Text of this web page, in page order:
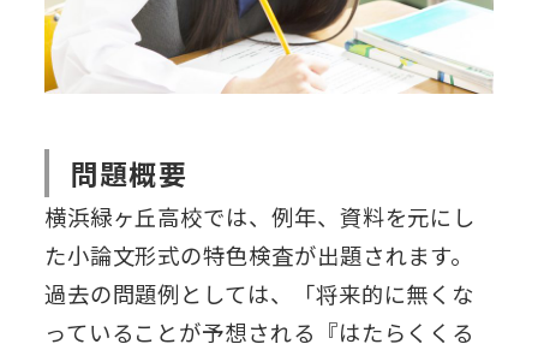
問題概要
横浜緑ヶ丘高校では、例年、資料を元にし
た小論文形式の特色検査が出題されます。
過去の問題例としては、「将来的に無くな
っていることが予想される『はたらくくる